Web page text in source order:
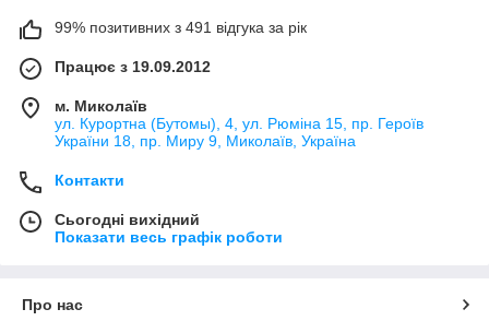
99% позитивних з 491 відгука за рік
Працює з 19.09.2012
м. Миколаїв
ул. Курортна (Бутомы), 4, ул. Рюміна 15, пр. Героїв
України 18, пр. Миру 9, Миколаїв, Україна
Контакти
Сьогодні вихідний
Показати весь графік роботи
Про нас